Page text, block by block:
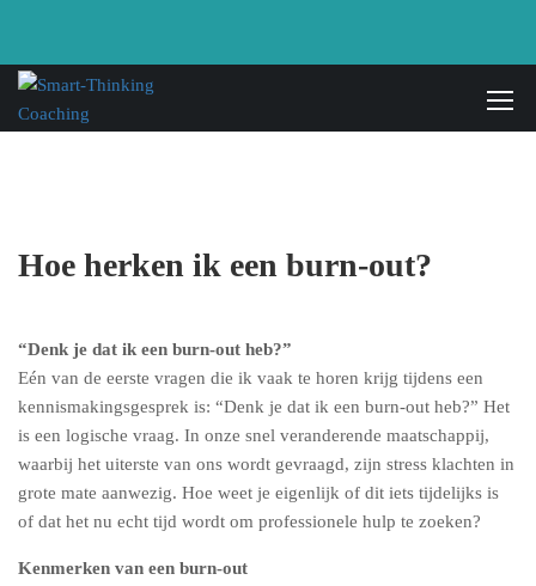
Hoe herken ik een burn-out?
“Denk je dat ik een burn-out heb?”
Eén van de eerste vragen die ik vaak te horen krijg tijdens een
kennismakingsgesprek is: “Denk je dat ik een burn-out heb?” Het
is een logische vraag. In onze snel veranderende maatschappij,
waarbij het uiterste van ons wordt gevraagd, zijn stress klachten in
grote mate aanwezig. Hoe weet je eigenlijk of dit iets tijdelijks is
of dat het nu echt tijd wordt om professionele hulp te zoeken?
Kenmerken van een burn-out